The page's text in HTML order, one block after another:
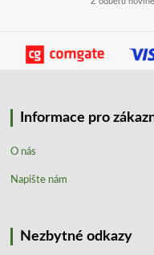
Informace pro
O nás
Napište nám
Nezbytné odkazy